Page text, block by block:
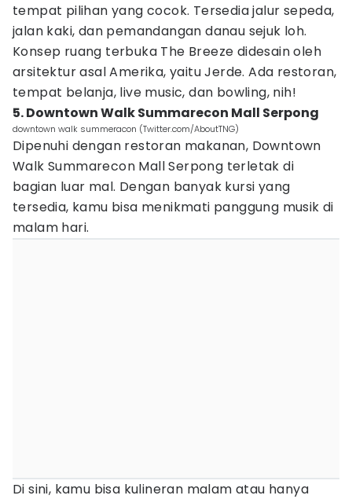
tempat pilihan yang cocok. Tersedia jalur sepeda,
jalan kaki, dan pemandangan danau sejuk loh.
Konsep ruang terbuka The Breeze didesain oleh
arsitektur asal Amerika, yaitu Jerde. Ada restoran,
tempat belanja, live music, dan bowling, nih!
5. Downtown Walk Summarecon Mall Serpong
downtown walk summeracon (Twitter.com/AboutTNG)
Dipenuhi dengan restoran makanan, Downtown
Walk Summarecon Mall Serpong terletak di
bagian luar mal. Dengan banyak kursi yang
tersedia, kamu bisa menikmati panggung musik di
malam hari.
Di sini, kamu bisa kulineran malam atau hanya